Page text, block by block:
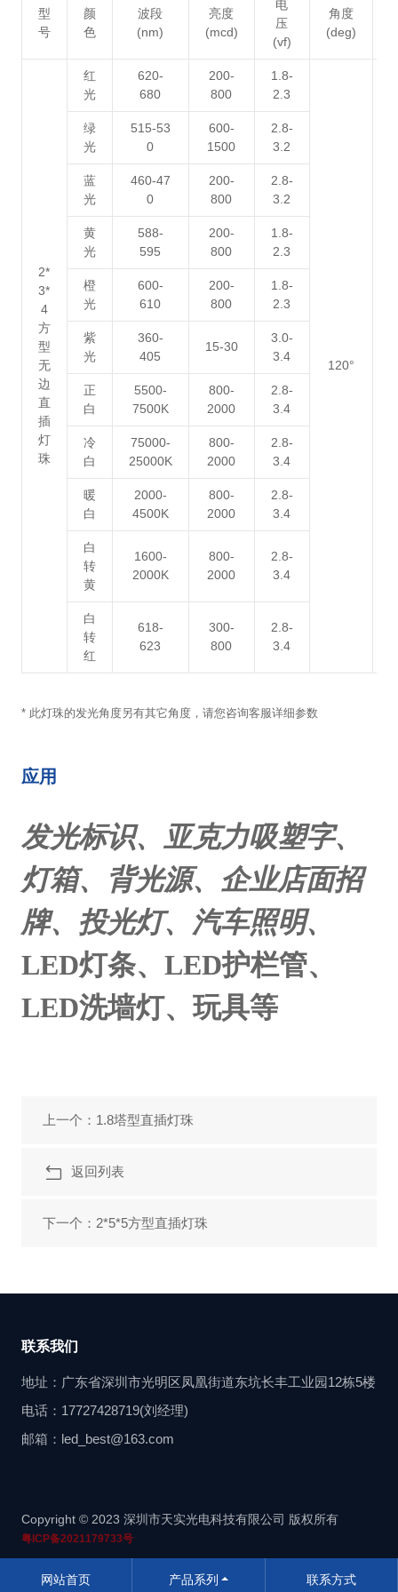
型
号
颜
色
波段
(nm)
亮度
(mcd)
电
压
(vf)
角度
(deg)
2*
3*
4
方
型
无
边
直
插
灯
珠
红
光
620-
680
200-
800
1.8-
2.3
120°
绿
光
515-53
0
600-
1500
2.8-
3.2
蓝
光
460-47
0
200-
800
2.8-
3.2
黄
光
588-
595
200-
800
1.8-
2.3
橙
光
600-
610
200-
800
1.8-
2.3
紫
光
360-
405
15-30
3.0-
3.4
正
白
5500-
7500K
800-
2000
2.8-
3.4
冷
白
75000-
25000K
800-
2000
2.8-
3.4
暖
白
2000-
4500K
800-
2000
2.8-
3.4
白
转
黄
1600-
2000K
800-
2000
2.8-
3.4
白
转
红
618-
623
300-
800
2.8-
3.4
* 此灯珠的发光角度另有其它角度，请您咨询客服详细参数
应用
发光标识、亚克力吸塑字、
灯箱、背光源、企业店面招
牌、投光灯、汽车照明、
LED灯条、 LED护栏管、
LED洗墙灯、玩具等
上一个：1.8塔型直插灯珠
返回列表
下一个：2*5*5方型直插灯珠
联系我们
地址：广东省深圳市光明区凤凰街道东坑长丰工业园12栋5楼
电话：17727428719(刘经理)
邮箱：led_best@163.com
Copyright © 2023 深圳市天实光电科技有限公司 版权所有
粤ICP备2021179733号
网站首页 产品系列 联系方式